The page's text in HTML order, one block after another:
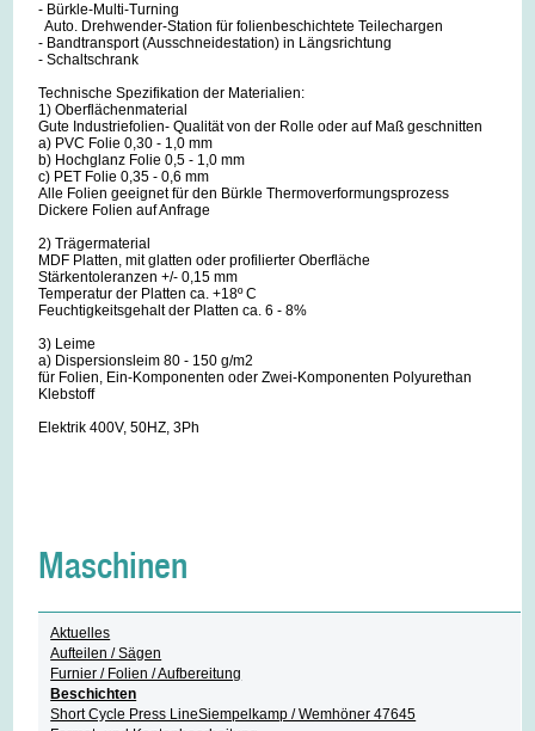
- Bürkle-Multi-Turning
Auto. Drehwender-Station für folienbeschichtete Teilechargen
- Bandtransport (Ausschneidestation) in Längsrichtung
- Schaltschrank
Technische Spezifikation der Materialien:
1) Oberflächenmaterial
Gute Industriefolien- Qualität von der Rolle oder auf Maß geschnitten
a) PVC Folie 0,30 - 1,0 mm
b) Hochglanz Folie 0,5 - 1,0 mm
c) PET Folie 0,35 - 0,6 mm
Alle Folien geeignet für den Bürkle Thermoverformungsprozess
Dickere Folien auf Anfrage
2) Trägermaterial
MDF Platten, mit glatten oder profilierter Oberfläche
Stärkentoleranzen +/- 0,15 mm
Temperatur der Platten ca. +18º C
Feuchtigkeitsgehalt der Platten ca. 6 - 8%
3) Leime
a) Dispersionsleim 80 - 150 g/m2
für Folien, Ein-Komponenten oder Zwei-Komponenten Polyurethan
Klebstoff
Elektrik 400V, 50HZ, 3Ph
Maschinen
Aktuelles
Aufteilen / Sägen
Furnier / Folien / Aufbereitung
Beschichten
Short Cycle Press LineSiempelkamp / Wemhöner 47645